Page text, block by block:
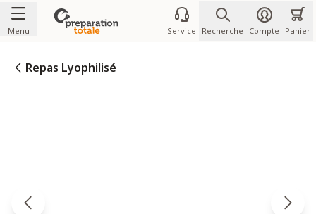
Allez au contenu
Menu Service Recherche Compte Panier
Repas Lyophilisé